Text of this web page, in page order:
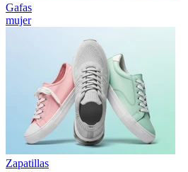
Gafas
mujer
Zapatillas